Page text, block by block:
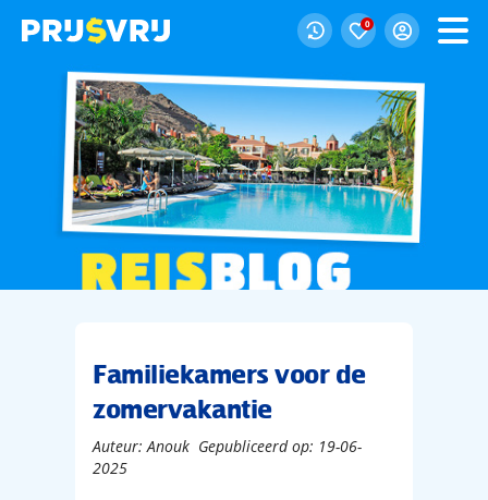
0
Familiekamers voor de
zomervakantie
Auteur: Anouk Gepubliceerd op: 19-06-
2025